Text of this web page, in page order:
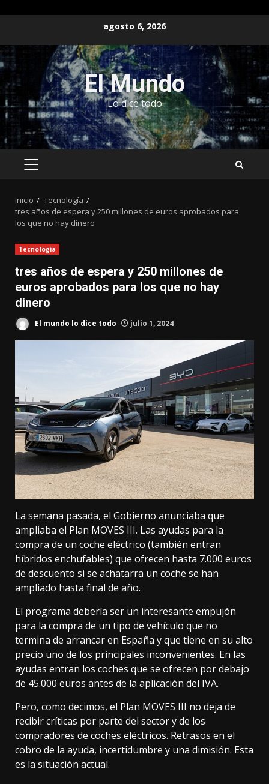
contenido
agosto 6, 2026
El Mundo
Lo dice todo
MENÚ
Inicio
Tecnología
tres años de espera y 250 millones de euros aprobados para
los que no hay dinero
Tecnología
tres años de espera y 250 millones de
euros aprobados para los que no hay
dinero
El mundo lo dice todo julio 1, 2024
La semana pasada, el Gobierno anunciaba que
ampliaba el Plan MOVES III. Las ayudas para la
compra de un coche eléctrico (también entran
híbridos enchufables) que ofrecen hasta 7.000 euros
de descuento si se achatarra un coche se han
ampliado hasta final de año.
El programa debería ser un interesante empujón
para la compra de un tipo de vehículo que no
termina de arrancar en España y que tiene en su alto
precio uno de los principales inconvenientes. En las
ayudas entran los coches que se ofrecen por debajo
de 45.000 euros antes de la aplicación del IVA.
Pero, como decimos, el Plan MOVES III no deja de
recibir críticas por parte del sector y de los
compradores de coches eléctricos. Retrasos en el
cobro de la ayuda, incertidumbre y una dimisión. Esta
es la situación actual.